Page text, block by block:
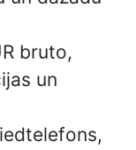
bruto,
un